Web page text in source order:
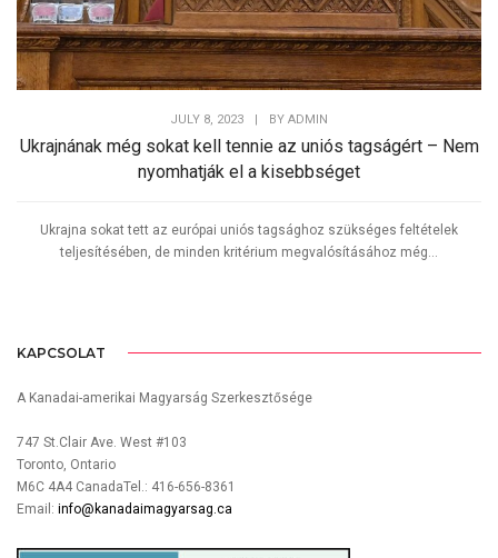
JULY 8, 2023 | BY ADMIN
Ukrajnának még sokat kell tennie az uniós tagságért – Nem
nyomhatják el a kisebbséget
Ukrajna sokat tett az európai uniós tagsághoz szükséges feltételek
teljesítésében, de minden kritérium megvalósításához még...
KAPCSOLAT
A Kanadai-amerikai Magyarság Szerkesztősége
747 St.Clair Ave. West #103
Toronto, Ontario
M6C 4A4 CanadaTel.: 416-656-8361
Email: info@kanadaimagyarsag.ca